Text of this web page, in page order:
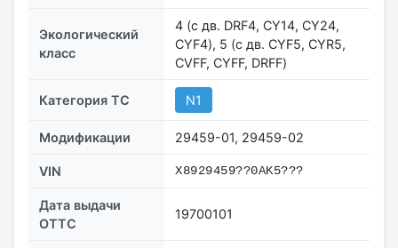
Экологический
класс
4 (с дв. DRF4, СY14, СY24,
СYF4), 5 (с дв. СYF5, СYR5,
CVFF, СYFF, DRFF)
Категория ТС N1
Модификации 29459-01, 29459-02
VIN X8929459??0AK5???
Дата выдачи
ОТТС
19700101